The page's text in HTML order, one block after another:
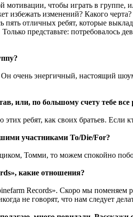
мотивации, чтобы играть в группе,
избежать изменений? Какого
пять отличных ребят, которые
представьте: потребовалось
Он очень энергичный, настоящий
или, по большому счету тебе все
ребят, как своих братьев.
участниками To/Die/For?
Томми, то можем спокойно
какие отношения?
Records». Скоро мы поменяем
не говорят, что нам следует